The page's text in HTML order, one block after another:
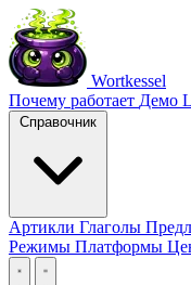
Wortkessel
Почему работает Демо
Справочник
Артикли Глаголы
Режимы Платформы